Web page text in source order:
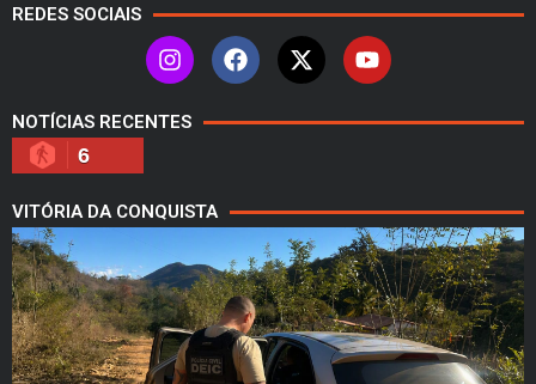
REDES SOCIAIS
NOTÍCIAS RECENTES
6
VITÓRIA DA CONQUISTA